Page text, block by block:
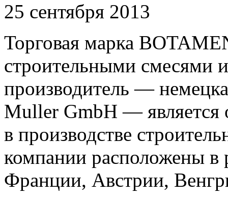
25 сентября 2013
Торговая марка
строительными смесями
производитель —
Muller GmbH — является
в производстве
компании расположены в
Франции, Австрии,